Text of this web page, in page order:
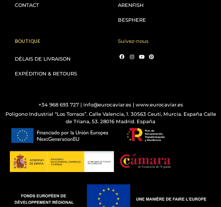
CONTACT ARENFISH
BESPHERE
BOUTIQUE
DÉLAIS DE LIVRAISON
EXPÉDITION & RETOURS
Suivez-nous
+34 968 693 727 | info@eurocaviar.es | www.eurocaviar.es
Polígono Industrial “Los Torraos”. Calle Valencia, 1. 30563 Ceutí, Murcia. España Calle
de Triana, 53. 28016 Madrid. España